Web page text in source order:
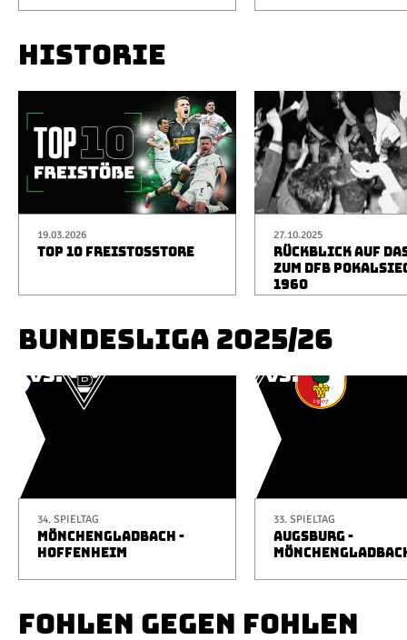
HISTORIE
19.03.2026
TOP 10 FREISTOSSTORE
27.10.2025
RÜCKBLICK AUF
ZUM DFB
1960
BUNDESLIGA 2025/26
34. SPIELTAG
MÖNCHENGLADBACH -
HOFFENHEIM
33. SPIELTAG
AUGSBURG -
FOHLEN GEGEN FOHLEN